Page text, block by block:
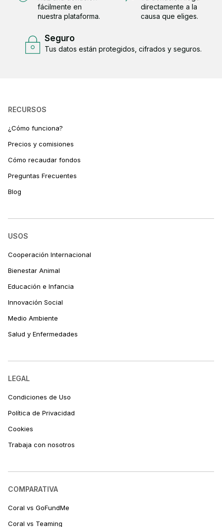
fácilmente en
nuestra plataforma.
directamente a la
causa que eliges.
Seguro
Tus datos están protegidos, cifrados y seguros.
RECURSOS
¿Cómo funciona?
Precios y comisiones
Cómo recaudar fondos
Preguntas Frecuentes
Blog
USOS
Cooperación Internacional
Bienestar Animal
Educación e Infancia
Innovación Social
Medio Ambiente
Salud y Enfermedades
LEGAL
Condiciones de Uso
Política de Privacidad
Cookies
Trabaja con nosotros
COMPARATIVA
Coral vs GoFundMe
Coral vs Teaming